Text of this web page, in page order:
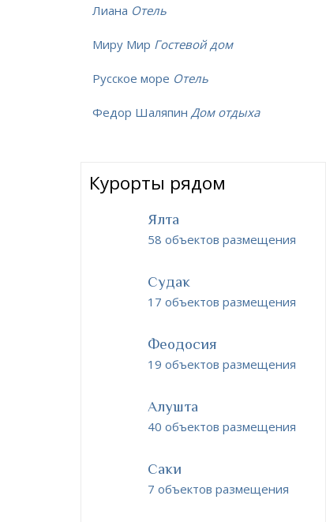
Лиана Отель
Миру Мир Гостевой дом
Русское море Отель
Федор Шаляпин Дом отдыха
Курорты рядом
Ялта
58 объектов размещения
Судак
17 объектов размещения
Феодосия
19 объектов размещения
Алушта
40 объектов размещения
Саки
7 объектов размещения